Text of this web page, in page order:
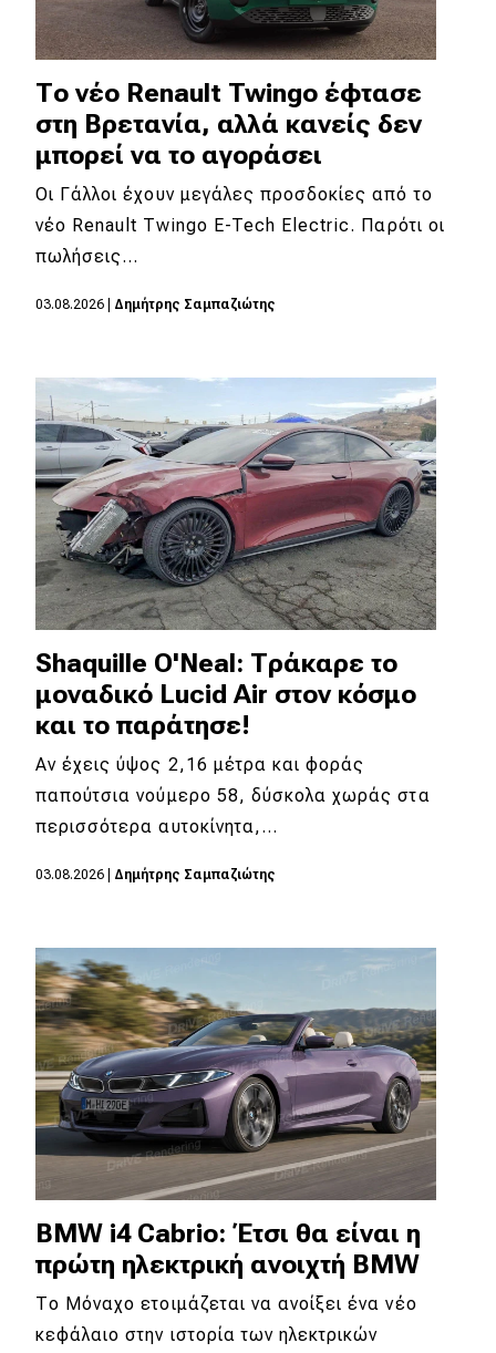
Το νέο Renault Twingo έφτασε
στη Βρετανία, αλλά κανείς δεν
μπορεί να το αγοράσει
Οι Γάλλοι έχουν μεγάλες προσδοκίες από το
νέο Renault Twingo E-Tech Electric. Παρότι οι
πωλήσεις…
03.08.2026 Δημήτρης Σαμπαζιώτης
Shaquille O'Neal: Τράκαρε το
μοναδικό Lucid Air στον κόσμο
και το παράτησε!
Αν έχεις ύψος 2,16 μέτρα και φοράς
παπούτσια νούμερο 58, δύσκολα χωράς στα
περισσότερα αυτοκίνητα,…
03.08.2026 Δημήτρης Σαμπαζιώτης
BMW i4 Cabrio: Έτσι θα είναι η
πρώτη ηλεκτρική ανοιχτή BMW
Το Μόναχο ετοιμάζεται να ανοίξει ένα νέο
κεφάλαιο στην ιστορία των ηλεκτρικών